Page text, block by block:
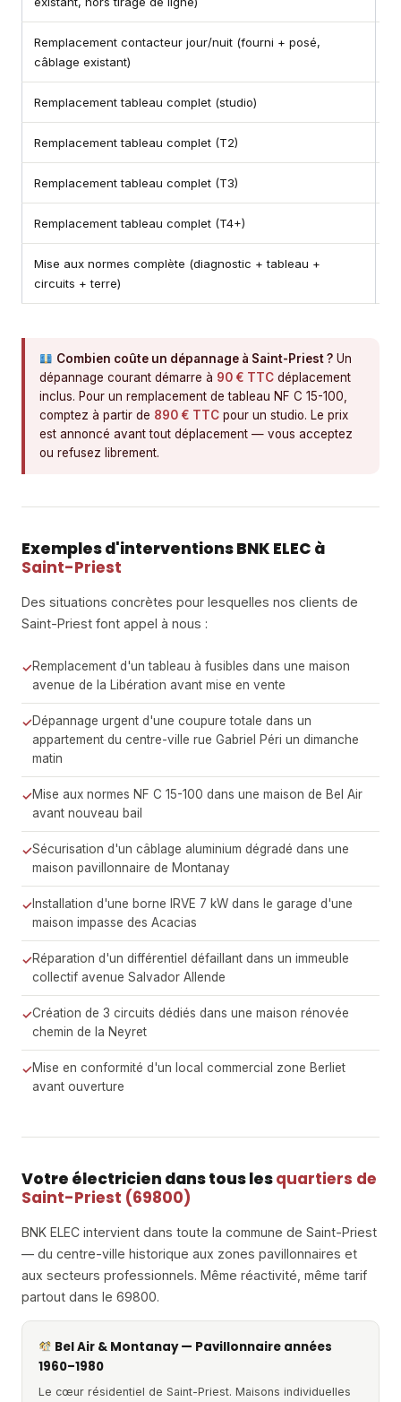
Remplacement contacteur jour/nuit (fourni + posé,
câblage existant)
Remplacement tableau complet (studio)
Remplacement tableau complet (T2)
Remplacement tableau complet (T3)
Remplacement tableau complet (T4+)
Mise aux normes complète (diagnostic + tableau +
circuits + terre)
Combien coûte un dépannage à Saint-Priest ? Un
dépannage courant démarre à 90 € TTC déplacement
inclus. Pour un remplacement de tableau NF C 15-100,
comptez à partir de 890 € TTC pour un studio. Le prix
est annoncé avant tout déplacement — vous acceptez
ou refusez librement.
Exemples d'interventions BNK ELEC à
Saint-Priest
Des situations concrètes pour lesquelles nos clients de
Saint-Priest font appel à nous :
Remplacement d'un tableau à fusibles dans une maison
avenue de la Libération avant mise en vente
Dépannage urgent d'une coupure totale dans un
appartement du centre-ville rue Gabriel Péri un dimanche
matin
Mise aux normes NF C 15-100 dans une maison de Bel Air
avant nouveau bail
Sécurisation d'un câblage aluminium dégradé dans une
maison pavillonnaire de Montanay
Installation d'une borne IRVE 7 kW dans le garage d'une
maison impasse des Acacias
Réparation d'un différentiel défaillant dans un immeuble
collectif avenue Salvador Allende
Création de 3 circuits dédiés dans une maison rénovée
chemin de la Neyret
Mise en conformité d'un local commercial zone Berliet
avant ouverture
Votre électricien dans tous lesquartiers de
Saint-Priest (69800)
BNK ELEC intervient dans toute la commune de Saint-Priest
— du centre-ville historique aux zones pavillonnaires et
aux secteurs professionnels. Même réactivité, même tarif
partout dans le 69800.
Bel Air & Montanay — Pavillonnaire années
1960–1980
Le cœur résidentiel de Saint-Priest. Maisons individuelles